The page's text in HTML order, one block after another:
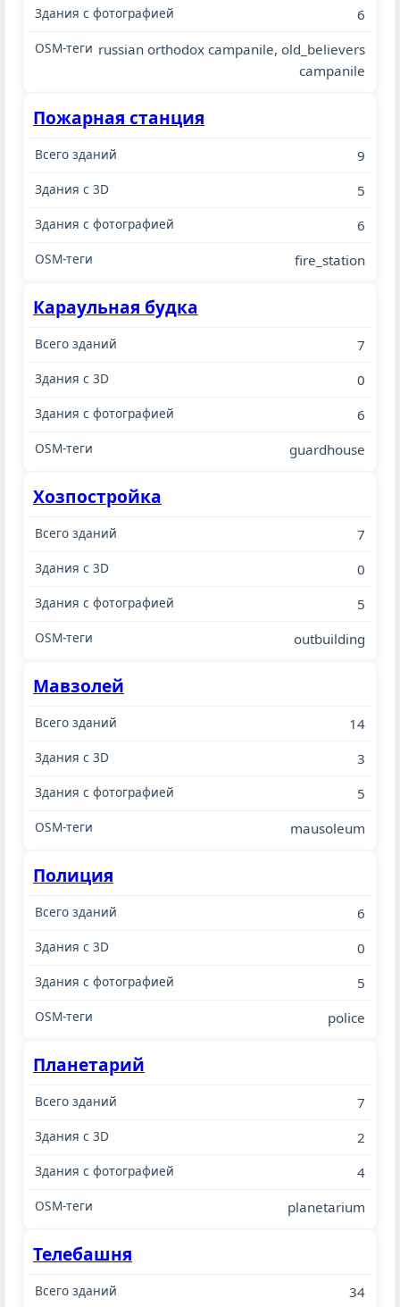
6
russian orthodox campanile, old_believers
campanile
Пожарная станция
9
5
6
fire_station
Караульная будка
7
0
6
guardhouse
Хозпостройка
7
0
5
outbuilding
Мавзолей
14
3
5
mausoleum
Полиция
6
0
5
police
Планетарий
7
2
4
planetarium
Телебашня
34